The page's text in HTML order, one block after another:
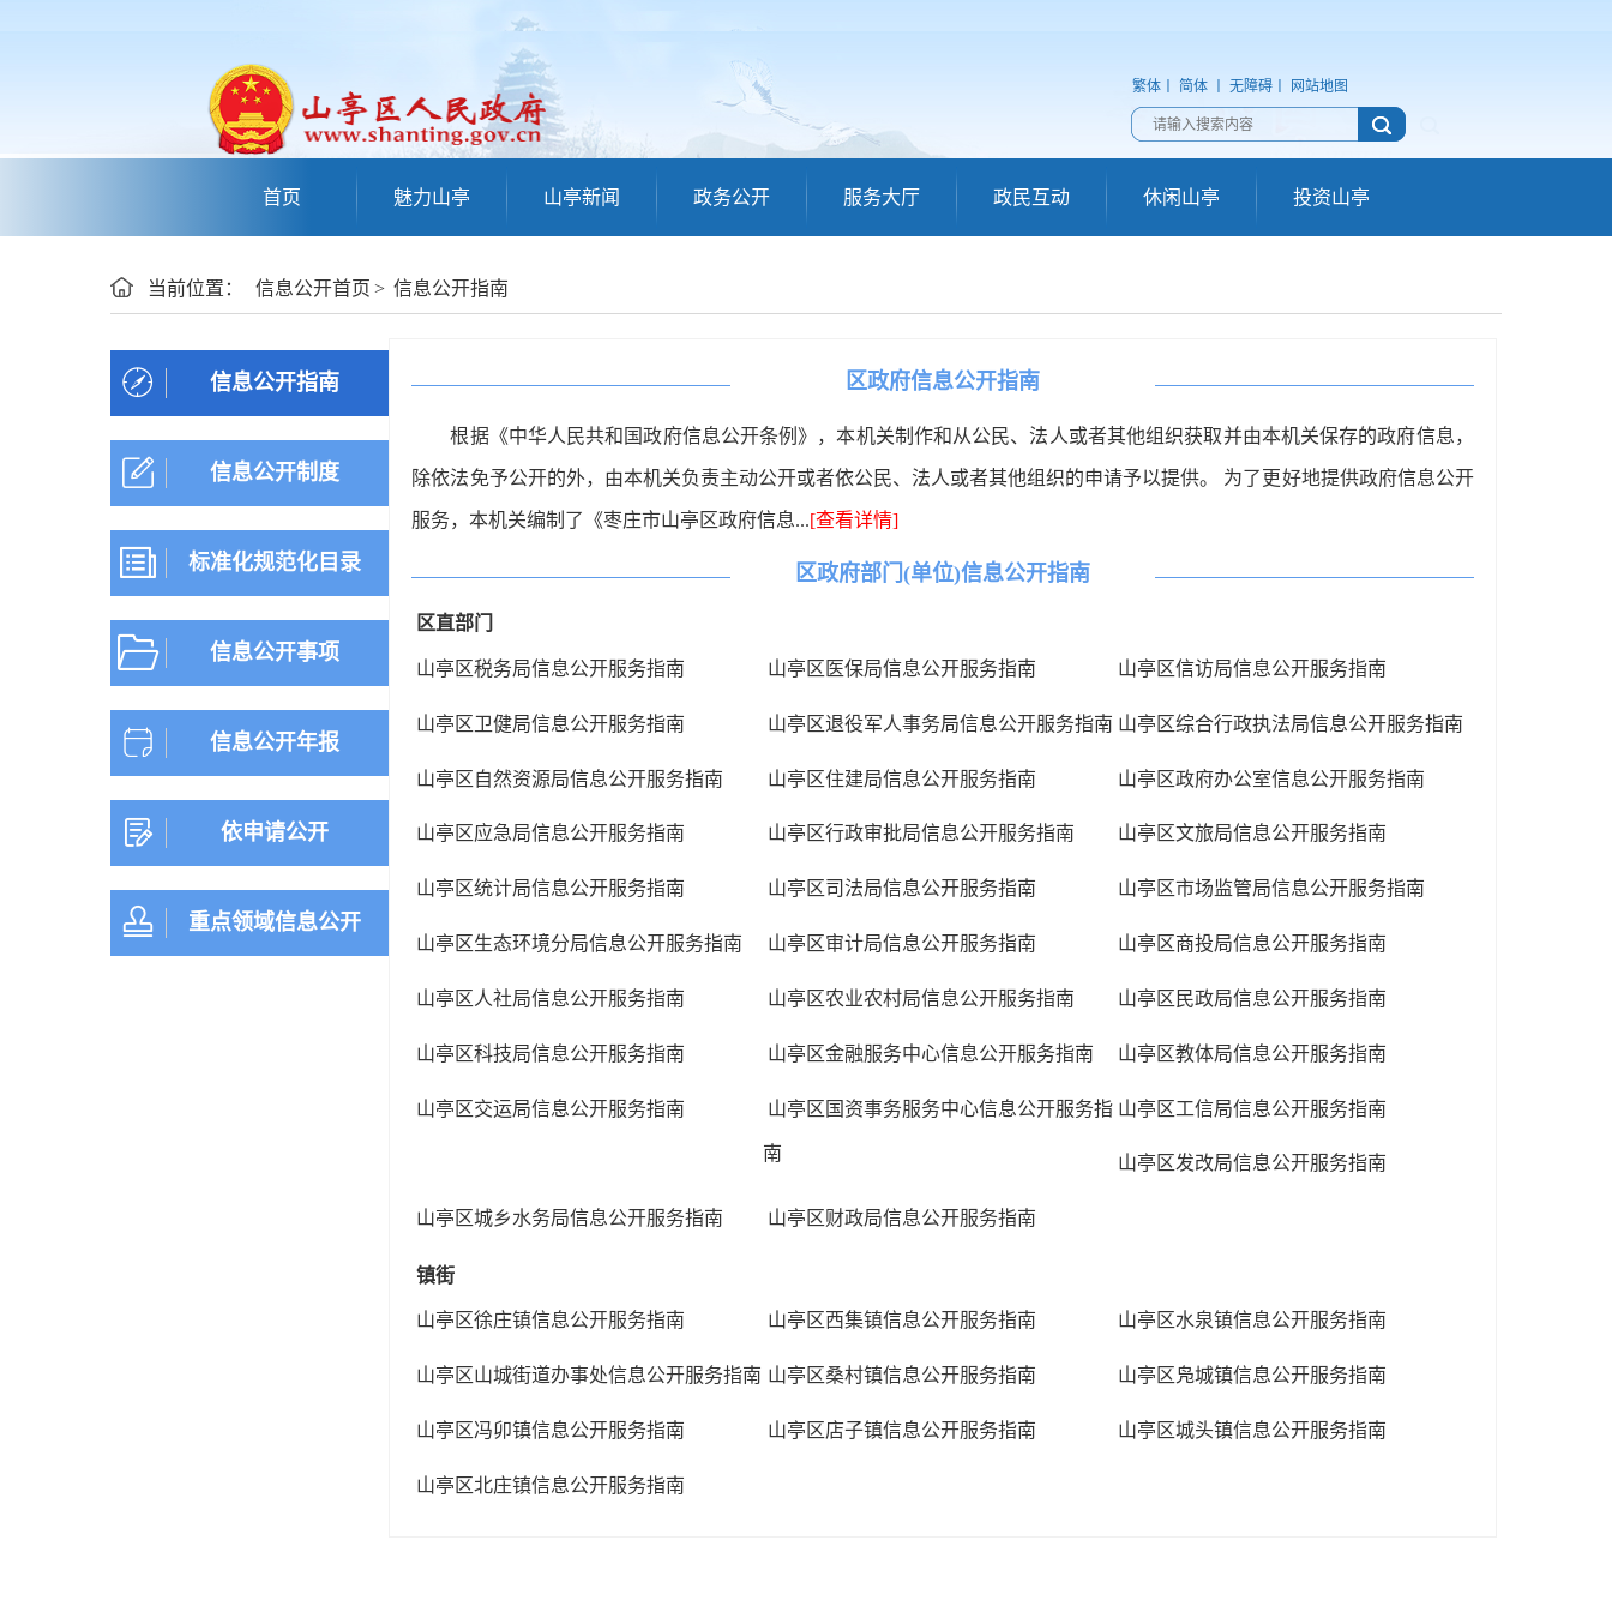
繁体 简体 无障碍 网站地图
首页 魅力山亭 山亭新闻 政务公开 服务大厅 政民互动 休闲山亭 投资山亭
当前位置： 信息公开首页 > 信息公开指南
信息公开指南
信息公开制度
标准化规范化目录
信息公开事项
信息公开年报
依申请公开
重点领域信息公开
区政府信息公开指南
根据《中华人民共和国政府信息公开条例》，本机关制作和从公民、法人或者其他组织获取并由本机关保存的政府信息，
除依法免予公开的外，由本机关负责主动公开或者依公民、法人或者其他组织的申请予以提供。 为了更好地提供政府信息公开
服务，本机关编制了《枣庄市山亭区政府信息...[查看详情]
区政府部门(单位)信息公开指南
区直部门
山亭区税务局信息公开服务指南 山亭区医保局信息公开服务指南 山亭区信访局信息公开服务指南
山亭区卫健局信息公开服务指南 山亭区退役军人事务局信息公开服务指南 山亭区综合行政执法局信息公开服务指南
山亭区自然资源局信息公开服务指南 山亭区住建局信息公开服务指南 山亭区政府办公室信息公开服务指南
山亭区应急局信息公开服务指南 山亭区行政审批局信息公开服务指南 山亭区文旅局信息公开服务指南
山亭区统计局信息公开服务指南 山亭区司法局信息公开服务指南 山亭区市场监管局信息公开服务指南
山亭区生态环境分局信息公开服务指南 山亭区审计局信息公开服务指南 山亭区商投局信息公开服务指南
山亭区人社局信息公开服务指南 山亭区农业农村局信息公开服务指南 山亭区民政局信息公开服务指南
山亭区科技局信息公开服务指南 山亭区金融服务中心信息公开服务指南 山亭区教体局信息公开服务指南
山亭区交运局信息公开服务指南 山亭区国资事务服务中心信息公开服务指
南
山亭区工信局信息公开服务指南
山亭区发改局信息公开服务指南
山亭区城乡水务局信息公开服务指南 山亭区财政局信息公开服务指南
镇街
山亭区徐庄镇信息公开服务指南 山亭区西集镇信息公开服务指南 山亭区水泉镇信息公开服务指南
山亭区山城街道办事处信息公开服务指南 山亭区桑村镇信息公开服务指南 山亭区凫城镇信息公开服务指南
山亭区冯卯镇信息公开服务指南 山亭区店子镇信息公开服务指南 山亭区城头镇信息公开服务指南
山亭区北庄镇信息公开服务指南